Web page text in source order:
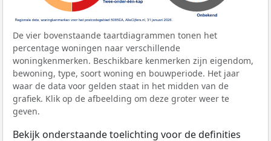
De vier bovenstaande taartdiagrammen tonen het
percentage woningen naar verschillende
woningkenmerken. Beschikbare kenmerken zijn eigendom,
bewoning, type, soort woning en bouwperiode. Het jaar
waar de data voor gelden staat in het midden van de
grafiek. Klik op de afbeelding om deze groter weer te
geven.
Bekijk onderstaande toelichting voor de definities